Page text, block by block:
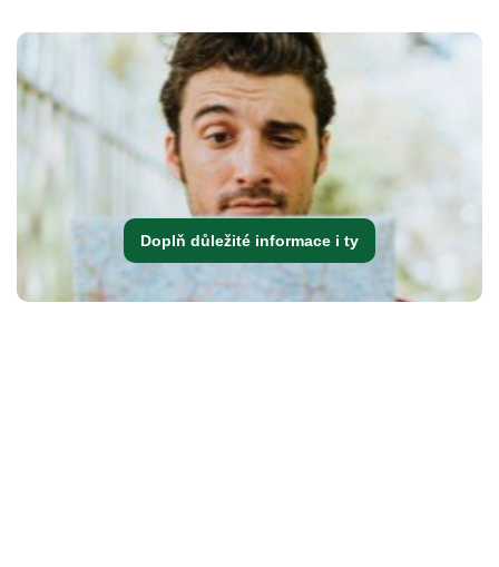
Doplň důležité informace i ty